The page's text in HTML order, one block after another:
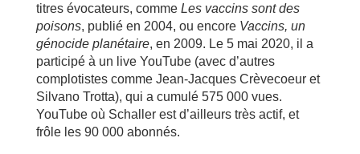
titres évocateurs, comme Les vaccins sont des
poisons, publié en 2004, ou encore Vaccins, un
génocide planétaire, en 2009. Le 5 mai 2020, il a
participé à un live YouTube (avec d’autres
complotistes comme Jean-Jacques Crèvecoeur et
Silvano Trotta), qui a cumulé 575 000 vues.
YouTube où Schaller est d’ailleurs très actif, et
frôle les 90 000 abonnés.